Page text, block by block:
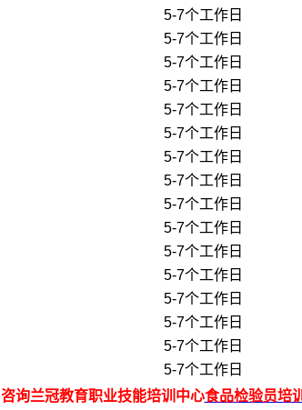
5-7个工作日
5-7个工作日
5-7个工作日
5-7个工作日
5-7个工作日
5-7个工作日
5-7个工作日
5-7个工作日
5-7个工作日
5-7个工作日
5-7个工作日
5-7个工作日
5-7个工作日
5-7个工作日
5-7个工作日
5-7个工作日
询兰冠教育职业技能培训中心食品检验员培